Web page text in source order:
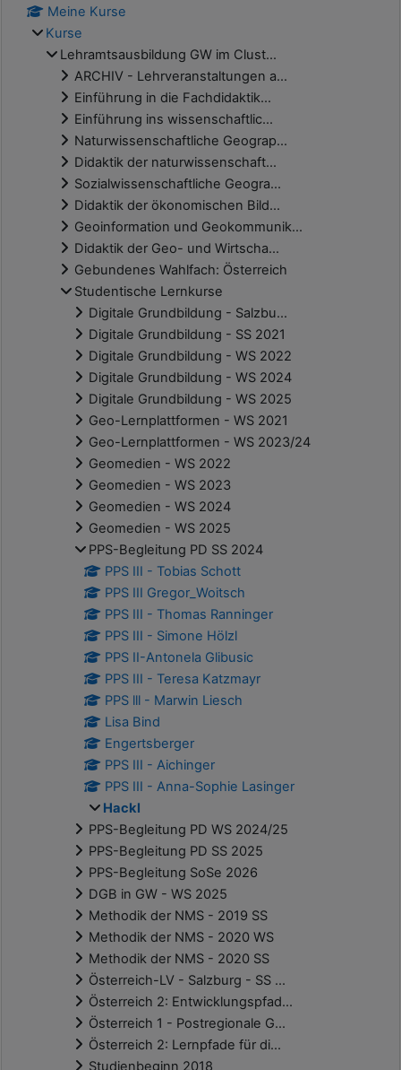
Meine Kurse
Kurse
Lehramtsausbildung GW im Clust...
ARCHIV - Lehrveranstaltungen a...
Einführung in die Fachdidaktik...
Einführung ins wissenschaftlic...
Naturwissenschaftliche Geograp...
Didaktik der naturwissenschaft...
Sozialwissenschaftliche Geogra...
Didaktik der ökonomischen Bild...
Geoinformation und Geokommunik...
Didaktik der Geo- und Wirtscha...
Gebundenes Wahlfach: Österreich
Studentische Lernkurse
Digitale Grundbildung - Salzbu...
Digitale Grundbildung - SS 2021
Digitale Grundbildung - WS 2022
Digitale Grundbildung - WS 2024
Digitale Grundbildung - WS 2025
Geo-Lernplattformen - WS 2021
Geo-Lernplattformen - WS 2023/24
Geomedien - WS 2022
Geomedien - WS 2023
Geomedien - WS 2024
Geomedien - WS 2025
PPS-Begleitung PD SS 2024
PPS III - Tobias Schott
PPS III Gregor_Woitsch
PPS III - Thomas Ranninger
PPS III - Simone Hölzl
PPS II-Antonela Glibusic
PPS III - Teresa Katzmayr
PPS lll - Marwin Liesch
Lisa Bind
Engertsberger
PPS III - Aichinger
PPS III - Anna-Sophie Lasinger
Hackl
PPS-Begleitung PD WS 2024/25
PPS-Begleitung PD SS 2025
PPS-Begleitung SoSe 2026
DGB in GW - WS 2025
Methodik der NMS - 2019 SS
Methodik der NMS - 2020 WS
Methodik der NMS - 2020 SS
Österreich-LV - Salzburg - SS ...
Österreich 2: Entwicklungspfad...
Österreich 1 - Postregionale G...
Österreich 2: Lernpfade für di...
Studienbeginn 2018